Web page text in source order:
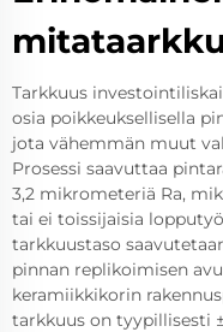
Tarkkuus
osia poikkeuksellisella
jota vähemmän muut
Prosessi saavuttaa
3,2 mikrometeriä Ra,
tai ei toissijaisia
tarkkuustaso
pinnan replikoimisen
keramiikkikorin
tarkkuus on tyypillisesti